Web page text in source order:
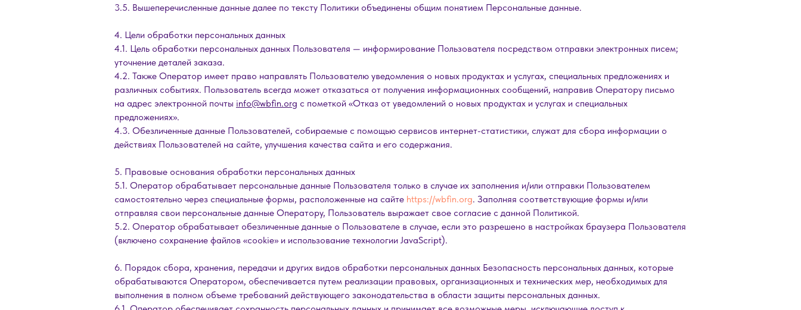
3.5. Вышеперечисленные данные далее по тексту Политики объединены общим понятием Персональные данные.
4. Цели обработки персональных данных
4.1. Цель обработки персональных данных Пользователя — информирование Пользователя посредством отправки электронных писем;
уточнение деталей заказа.
4.2. Также Оператор имеет право направлять Пользователю уведомления о новых продуктах и услугах, специальных предложениях и
различных событиях. Пользователь всегда может отказаться от получения информационных сообщений, направив Оператору письмо
на адрес электронной почты info@wbfin.org с пометкой «Отказ от уведомлений о новых продуктах и услугах и специальных
предложениях».
4.3. Обезличенные данные Пользователей, собираемые с помощью сервисов интернет-статистики, служат для сбора информации о
действиях Пользователей на сайте, улучшения качества сайта и его содержания.
5. Правовые основания обработки персональных данных
5.1. Оператор обрабатывает персональные данные Пользователя только в случае их заполнения и/или отправки Пользователем
самостоятельно через специальные формы, расположенные на сайте https://wbfin.org. Заполняя соответствующие формы и/или
отправляя свои персональные данные Оператору, Пользователь выражает свое согласие с данной Политикой.
5.2. Оператор обрабатывает обезличенные данные о Пользователе в случае, если это разрешено в настройках браузера Пользователя
(включено сохранение файлов «cookie» и использование технологии JavaScript).
6. Порядок сбора, хранения, передачи и других видов обработки персональных данных Безопасность персональных данных, которые
обрабатываются Оператором, обеспечивается путем реализации правовых, организационных и технических мер, необходимых для
выполнения в полном объеме требований действующего законодательства в области защиты персональных данных.